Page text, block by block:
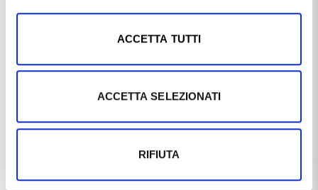
ACCETTA TUTTI
ACCETTA SELEZIONATI
RIFIUTA
Ti potrebbe anche interessare